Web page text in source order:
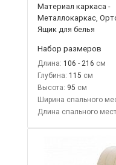
Материал каркаса -
Металлокаркас,
Ящик для белья
Набор размеров
Длина: 106 - 216
Глубина: 115
Высота: 95
Ширина спального
Длина спального